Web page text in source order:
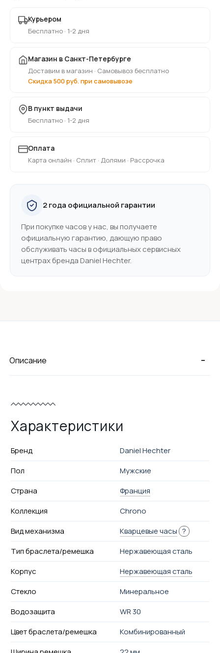
Курьером
Бесплатно · 1-2 дня
Магазин в Санкт-Петербурге
Доставим в магазин · Самовывоз бесплатно
Скидка 500 руб. при самовывозе
В пункт выдачи
Бесплатно · 1-2 дня
Оплата
Карта онлайн · Сплит · Долями · Рассрочка
2 года официальной гарантии
При покупке часов у нас, вы получаете
официальную гарантию, дающую право
обслуживать часы в официальных сервисных
центрах бренда Daniel Hechter.
-
Описание
Характеристики
Бренд
Daniel Hechter
Пол
Мужские
Страна
Франция
Коллекция
Chrono
Вид механизма
Кварцевые часы ?
Тип браслета/ремешка
Нержавеющая сталь
Корпус
Нержавеющая сталь
Стекло
Минеральное
Водозащита
WR 30
Цвет браслета/ремешка
Комбинированный